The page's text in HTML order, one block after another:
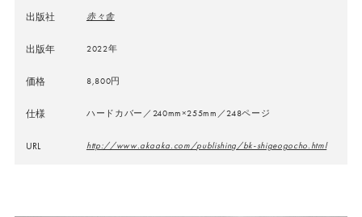
出版社 赤々舎
出版年 2022年
価格 8,800円
仕様 ハードカバー／240mm×255mm／248ページ
URL http://www.akaaka.com/publishing/bk-shigeogocho.html